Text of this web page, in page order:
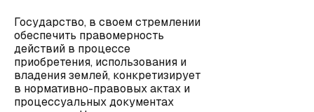
Государство, в своем стремлении
обеспечить правомерность
действий в процессе
приобретения, использования и
владения землей, конкретизирует
в нормативно-правовых актах и
процессуальных документах